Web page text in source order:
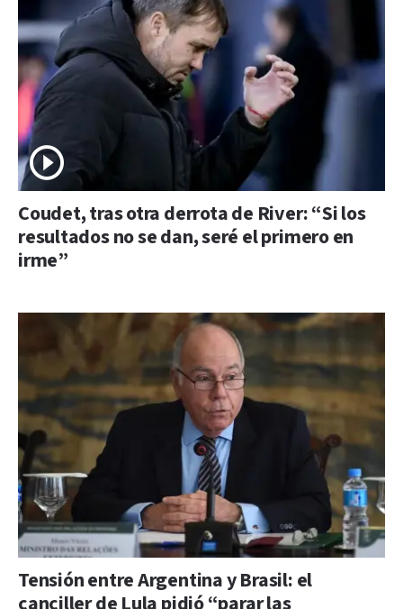
Coudet, tras otra derrota de River: “Si los
resultados no se dan, seré el primero en
irme”
Tensión entre Argentina y Brasil: el
canciller de Lula pidió “parar las